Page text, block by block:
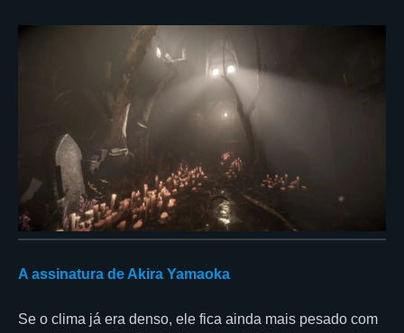
A assinatura de Akira Yamaoka
Se o clima já era denso, ele fica ainda mais pesado com